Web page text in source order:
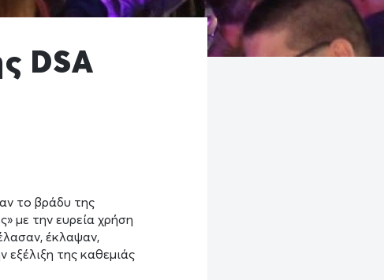
DSA
το βράδυ της
με την ευρεία χρήση
έκλαψαν,
της καθεμιάς